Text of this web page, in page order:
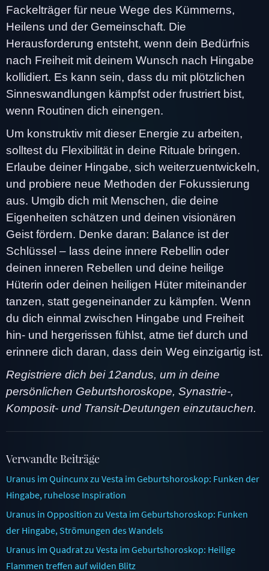
Fackelträger für neue Wege des Kümmerns,
Heilens und der Gemeinschaft. Die
Herausforderung entsteht, wenn dein Bedürfnis
nach Freiheit mit deinem Wunsch nach Hingabe
kollidiert. Es kann sein, dass du mit plötzlichen
Sinneswandlungen kämpfst oder frustriert bist,
wenn Routinen dich einengen.
Um konstruktiv mit dieser Energie zu arbeiten,
solltest du Flexibilität in deine Rituale bringen.
Erlaube deiner Hingabe, sich weiterzuentwickeln,
und probiere neue Methoden der Fokussierung
aus. Umgib dich mit Menschen, die deine
Eigenheiten schätzen und deinen visionären
Geist fördern. Denke daran: Balance ist der
Schlüssel – lass deine innere Rebellin oder
deinen inneren Rebellen und deine heilige
Hüterin oder deinen heiligen Hüter miteinander
tanzen, statt gegeneinander zu kämpfen. Wenn
du dich einmal zwischen Hingabe und Freiheit
hin- und hergerissen fühlst, atme tief durch und
erinnere dich daran, dass dein Weg einzigartig ist.
Registriere dich bei 12andus, um in deine
persönlichen Geburtshoroskope, Synastrie-,
Komposit- und Transit-Deutungen einzutauchen.
Verwandte Beiträge
Uranus im Quincunx zu Vesta im Geburtshoroskop: Funken der
Hingabe, ruhelose Inspiration
Uranus in Opposition zu Vesta im Geburtshoroskop: Funken
der Hingabe, Strömungen des Wandels
Uranus im Quadrat zu Vesta im Geburtshoroskop: Heilige
Flammen treffen auf wilden Blitz